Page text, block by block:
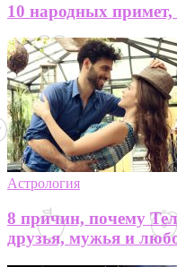
10 народных примет,
Астрология
8 причин, почему
друзья, мужья и